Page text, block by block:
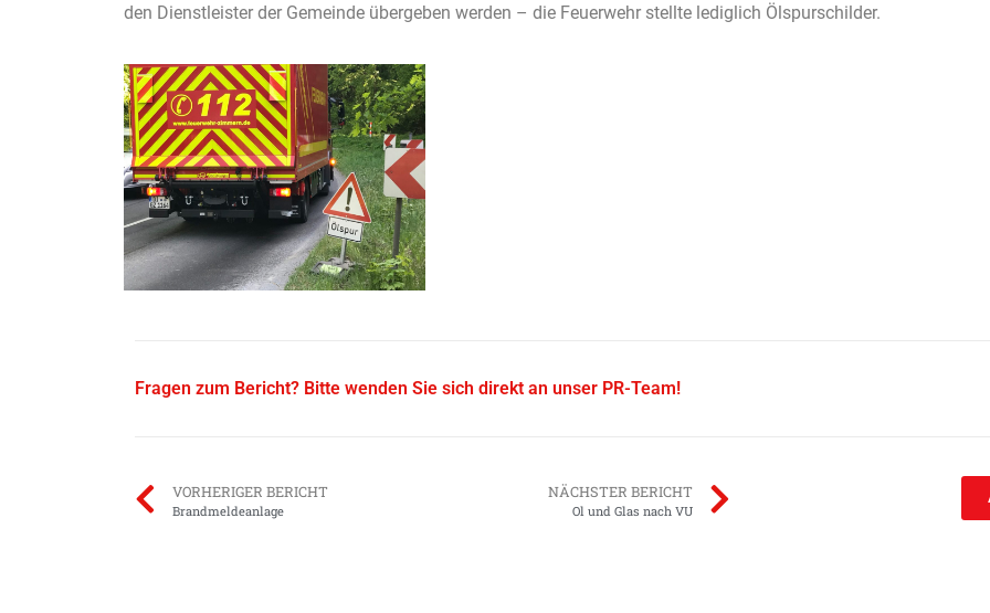
den Dienstleister der Gemeinde übergeben werden – die Feuerwehr stellte lediglich Ölspurschilder.
Fragen zum Bericht? Bitte wenden Sie sich direkt an unser PR-Team!
VORHERIGER BERICHT
Brandmeldeanlage
NÄCHSTER BERICHT
Ol und Glas nach VU